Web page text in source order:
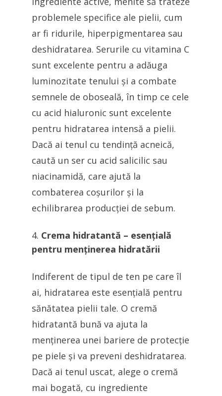
problemele specifice ale pielii, cum
ar fi ridurile, hiperpigmentarea sau
deshidratarea. Serurile cu vitamina C
sunt excelente pentru a adăuga
luminozitate tenului și a combate
semnele de oboseală, în timp ce cele
cu acid hialuronic sunt excelente
pentru hidratarea intensă a pielii.
Dacă ai tenul cu tendință acneică,
caută un ser cu acid salicilic sau
niacinamidă, care ajută la
combaterea coșurilor și la
echilibrarea producției de sebum.
Crema hidratantă – esențială
pentru menținerea hidratării
Indiferent de tipul de ten pe care îl
ai, hidratarea este esențială pentru
sănătatea pielii tale. O cremă
hidratantă bună va ajuta la
menținerea unei bariere de protecție
pe piele și va preveni deshidratarea.
Dacă ai tenul uscat, alege o cremă
mai bogată, cu ingrediente